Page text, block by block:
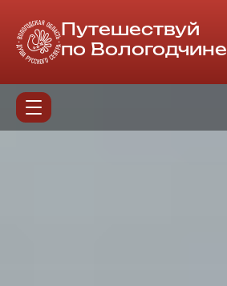
Путешествуй
по Вологодчине